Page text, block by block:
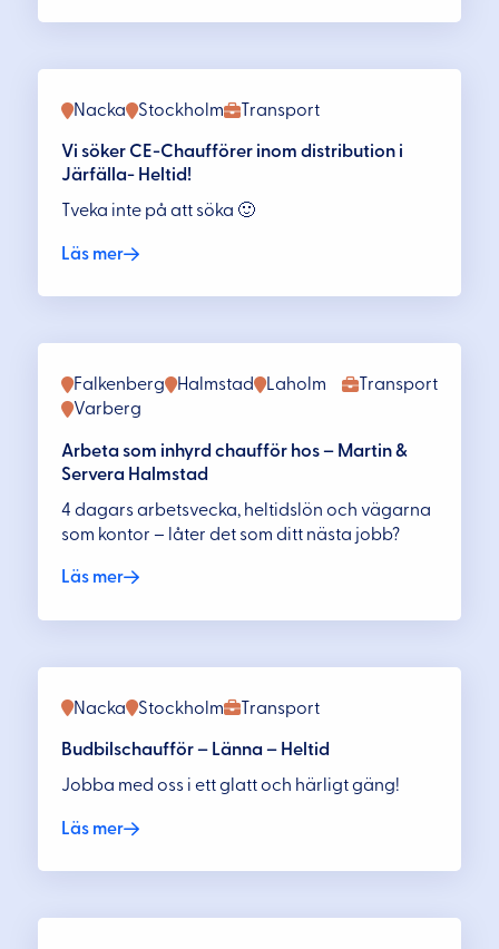
Transport
Nacka Stockholm
Vi söker CE-Chaufförer inom distribution i
Järfälla- Heltid!
Tveka inte på att söka 🙂
Läs mer
Transport
Falkenberg Halmstad
Laholm
Varberg
Arbeta som inhyrd chaufför hos – Martin &
Servera Halmstad
4 dagars arbetsvecka, heltidslön och vägarna
som kontor – låter det som ditt nästa jobb?
Läs mer
Transport
Nacka Stockholm
Budbilschaufför – Länna – Heltid
Jobba med oss i ett glatt och härligt gäng!
Läs mer